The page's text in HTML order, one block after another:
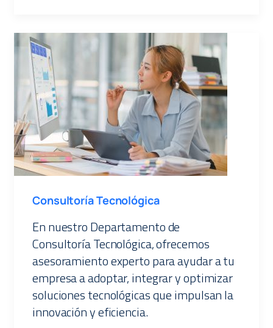
Consultoría Tecnológica
En nuestro Departamento de
Consultoría Tecnológica, ofrecemos
asesoramiento experto para ayudar a tu
empresa a adoptar, integrar y optimizar
soluciones tecnológicas que impulsan la
innovación y eficiencia.